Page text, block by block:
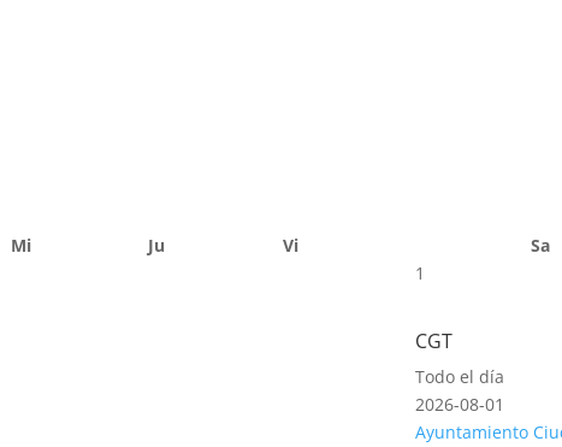
Mi Ju Vi Sa
1
CGT
Todo el día
2026-08-01
Ayuntamiento